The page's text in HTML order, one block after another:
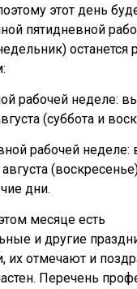
этот день
пятидневной
рабочей неделе:
(суббота и
рабочей
дни.
месяце есть
и другие
их отмечают и
Перечень